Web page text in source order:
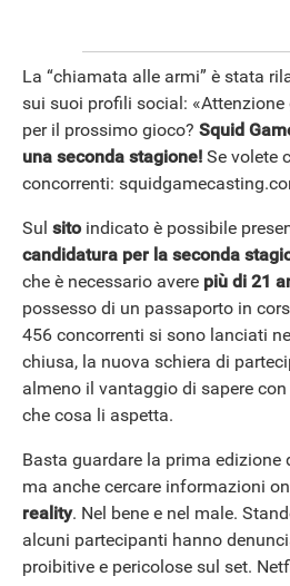
La “chiamata alle armi” è stata
sui suoi profili social:
per il prossimo gioco? Squid
una seconda stagione! Se volete
concorrenti:
Sul sitoindicato è possibile
candidatura per la seconda
che è necessario avere più di 21
possesso di un passaporto in
456 concorrenti si sono lanciati
chiusa, la nuova schiera di
almeno il vantaggio di sapere
che cosa li aspetta.
Basta guardare la prima edizione
ma anche cercare informazioni
reality. Nel bene e nel male.
alcuni partecipanti hanno
proibitive e pericolose sul set.